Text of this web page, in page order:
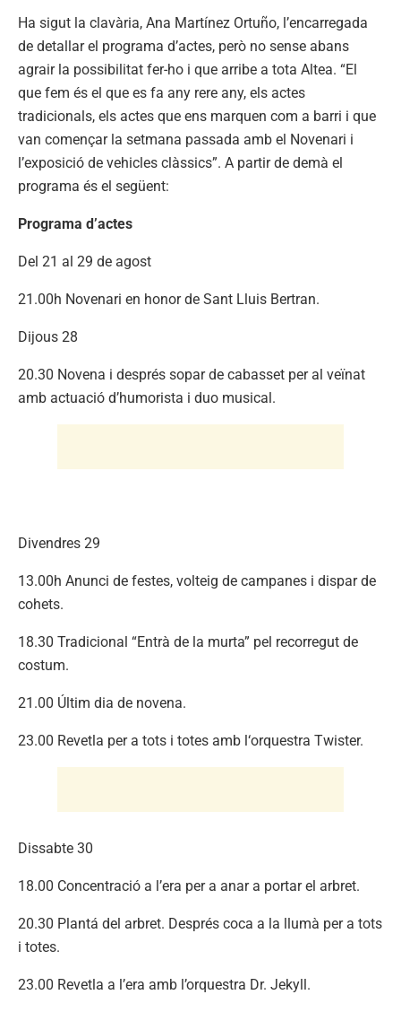
Ha sigut la clavària, Ana Martínez Ortuño, l’encarregada
de detallar el programa d’actes, però no sense abans
agrair la possibilitat fer-ho i que arribe a tota Altea. “El
que fem és el que es fa any rere any, els actes
tradicionals, els actes que ens marquen com a barri i que
van començar la setmana passada amb el Novenari i
l’exposició de vehicles clàssics”. A partir de demà el
programa és el següent:
Programa d’actes
Del 21 al 29 de agost
21.00h Novenari en honor de Sant Lluis Bertran.
Dijous 28
20.30 Novena i després sopar de cabasset per al veïnat
amb actuació d’humorista i duo musical.
Divendres 29
13.00h Anunci de festes, volteig de campanes i dispar de
cohets.
18.30 Tradicional “Entrà de la murta” pel recorregut de
costum.
21.00 Últim dia de novena.
23.00 Revetla per a tots i totes amb l‘orquestra Twister.
Dissabte 30
18.00 Concentració a l’era per a anar a portar el arbret.
20.30 Plantá del arbret. Després coca a la llumà per a tots
i totes.
23.00 Revetla a l’era amb l’orquestra Dr. Jekyll.